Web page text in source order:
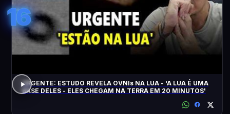
16
URGENTE: ESTUDO REVELA OVNIs NA LUA - 'A LUA É UMA
BASE DELES - ELES CHEGAM NA TERRA EM 20 MINUTOS'